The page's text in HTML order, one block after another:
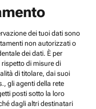
dei tuoi dati sono
non autorizzati o
dei dati. È per
di misure di
di titolare, dai suoi
gli agenti della rete
posti sotto la loro
dagli altri destinatari